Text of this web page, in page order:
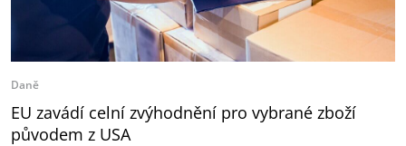
Daně
EU zavádí celní zvýhodnění pro vybrané zboží
původem z USA